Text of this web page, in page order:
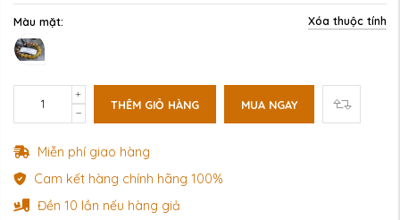
Màu mặt: Xóa thuộc tính
THÊM GIỎ HÀNG MUA NGAY
Miễn phí giao hàng
Cam kết hàng chính hãng 100%
Đền 10 lần nếu hàng giả